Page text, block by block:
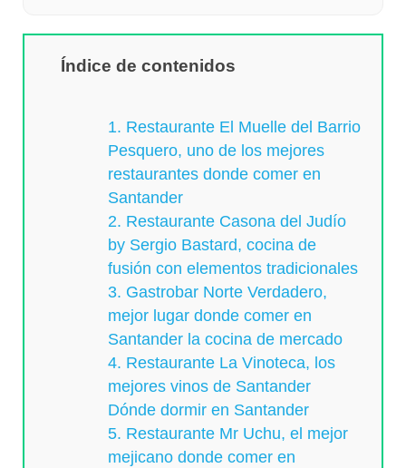
Índice de contenidos
1. Restaurante El Muelle del Barrio
Pesquero, uno de los mejores
restaurantes donde comer en
Santander
2. Restaurante Casona del Judío
by Sergio Bastard, cocina de
fusión con elementos tradicionales
3. Gastrobar Norte Verdadero,
mejor lugar donde comer en
Santander la cocina de mercado
4. Restaurante La Vinoteca, los
mejores vinos de Santander
Dónde dormir en Santander
5. Restaurante Mr Uchu, el mejor
mejicano donde comer en